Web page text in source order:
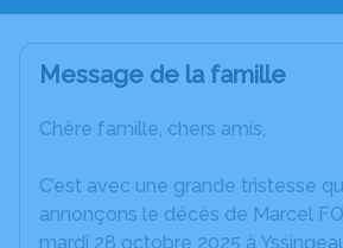
Message de la famille
Chère famille, chers amis,
C’est avec une grande tristesse
annonçons le décès de Marcel
mardi 28 octobre 2025 à